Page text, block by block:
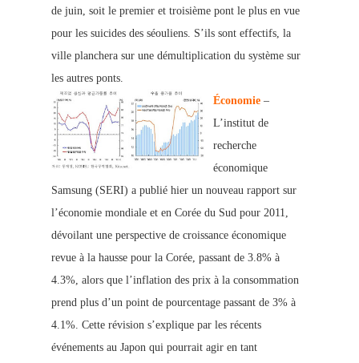
de juin, soit le premier et troisième pont le plus en vue
pour les suicides des séouliens. S’ils sont effectifs, la
ville planchera sur une démultiplication du système sur
les autres ponts.
Économie –
L’institut de
recherche
économique
Samsung (SERI) a publié hier un nouveau rapport sur
l’économie mondiale et en Corée du Sud pour 2011,
dévoilant une perspective de croissance économique
revue à la hausse pour la Corée, passant de 3.8% à
4.3%, alors que l’inflation des prix à la consommation
prend plus d’un point de pourcentage passant de 3% à
4.1%. Cette révision s’explique par les récents
événements au Japon qui pourrait agir en tant